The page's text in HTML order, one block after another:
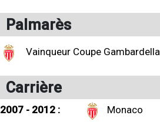
Palmarès
Vainqueur Coupe
Carrière
2007 - 2012 :
Monaco